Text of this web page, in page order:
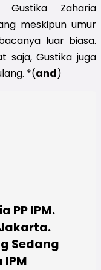
Gustika Zaharia
meskipun umur
luar biasa.
saja, Gustika juga
*(and)
PP IPM.
Sedang